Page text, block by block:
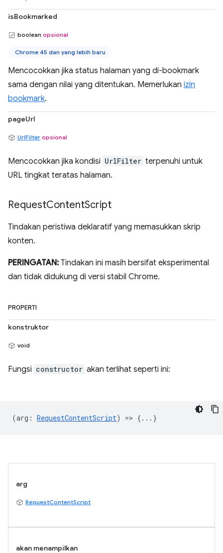
isBookmarked
boolean opsional
Chrome 45 dan yang lebih baru
Mencocokkan jika status halaman yang di-bookmark
sama dengan nilai yang ditentukan. Memerlukan izin
bookmark.
pageUrl
UrlFilter opsional
Mencocokkan jika kondisi UrlFilter terpenuhi untuk
URL tingkat teratas halaman.
RequestContentScript
Tindakan peristiwa deklaratif yang memasukkan skrip
konten.
PERINGATAN: Tindakan ini masih bersifat eksperimental
dan tidak didukung di versi stabil Chrome.
PROPERTI
konstruktor
void
Fungsi constructor akan terlihat seperti ini:
(arg : RequestContentScript) => {...}
arg
RequestContentScript
akan menampilkan